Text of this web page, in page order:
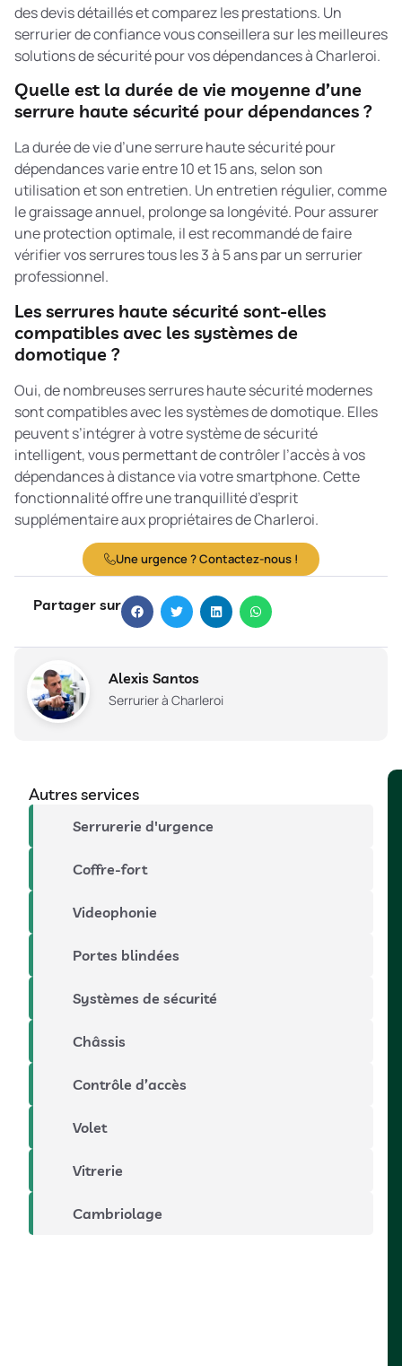
des devis détaillés et comparez les prestations. Un
serrurier de confiance vous conseillera sur les meilleures
solutions de sécurité pour vos dépendances à Charleroi.
Quelle est la durée de vie moyenne d’une
serrure haute sécurité pour dépendances ?
La durée de vie d’une serrure haute sécurité pour
dépendances varie entre 10 et 15 ans, selon son
utilisation et son entretien. Un entretien régulier, comme
le graissage annuel, prolonge sa longévité. Pour assurer
une protection optimale, il est recommandé de faire
vérifier vos serrures tous les 3 à 5 ans par un serrurier
professionnel.
Les serrures haute sécurité sont-elles
compatibles avec les systèmes de
domotique ?
Oui, de nombreuses serrures haute sécurité modernes
sont compatibles avec les systèmes de domotique. Elles
peuvent s’intégrer à votre système de sécurité
intelligent, vous permettant de contrôler l’accès à vos
dépendances à distance via votre smartphone. Cette
fonctionnalité offre une tranquillité d’esprit
supplémentaire aux propriétaires de Charleroi.
Une urgence ? Contactez-nous !
Partager sur
Alexis Santos
Serrurier à Charleroi
Autres services
Serrurerie d'urgence
Coffre-fort
Videophonie
Portes blindées
Systèmes de sécurité
Châssis
Contrôle d’accès
Volet
Vitrerie
Cambriolage